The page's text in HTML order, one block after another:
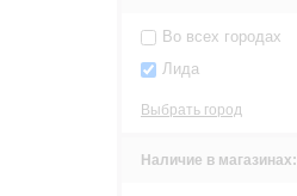
Во всех городах
Лида
Выбрать город
Наличие в магазинах: